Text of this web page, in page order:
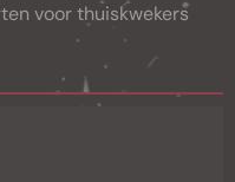
voor thuiskwekers